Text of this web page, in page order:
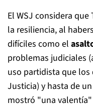
El WSJ considera
la resiliencia, al
difíciles como el
problemas judiciales
uso partidista que
Justicia) y hasta de
mostró "una